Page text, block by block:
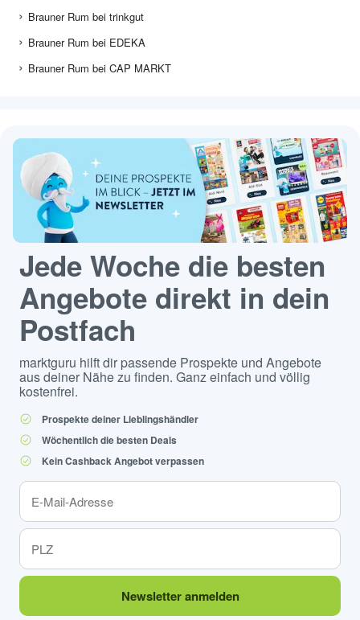
Brauner Rum bei trinkgut
Brauner Rum bei EDEKA
Brauner Rum bei CAP MARKT
Jede Woche die besten
Angebote direkt in dein
Postfach
marktguru hilft dir passende Prospekte und Angebote
aus deiner Nähe zu finden. Ganz einfach und völlig
kostenfrei.
Prospekte deiner Lieblingshändler
Wöchentlich die besten Deals
Kein Cashback Angebot verpassen
Newsletter anmelden